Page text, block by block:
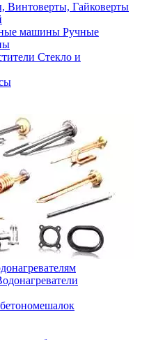
Винтоверты, Гайковерты
Ручные
Стекло и